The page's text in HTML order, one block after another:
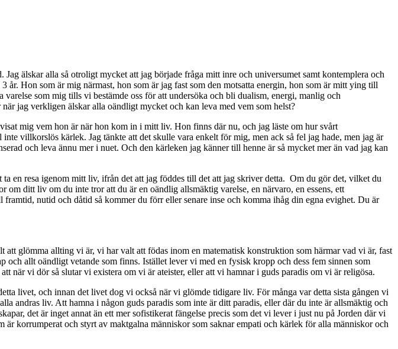
älskar alla så otroligt mycket att jag började fråga mitt inre och universumet samt kontemplera och
Hon som är mig närmast, hon som är jag fast som den motsatta energin, hon som är mitt ying till
som mig tills vi bestämde oss för att undersöka och bli dualism, energi, manlig och
jag verkligen älskar alla oändligt mycket och kan leva med vem som helst?
mig vem hon är när hon kom in i mitt liv. Hon finns där nu, och jag läste om hur svårt
villkorslös kärlek. Jag tänkte att det skulle vara enkelt för mig, men ack så fel jag hade, men jag är
och leva ännu mer i nuet. Och den kärleken jag känner till henne är så mycket mer än vad jag kan
en resa igenom mitt liv, ifrån det att jag föddes till det att jag skriver detta. Om du gör det, vilket du
ditt liv om du inte tror att du är en oändlig allsmäktig varelse, en närvaro, en essens, ett
nutid och dåtid så kommer du förr eller senare inse och komma ihåg din egna evighet. Du är
glömma allting vi är, vi har valt att födas inom en matematisk konstruktion som härmar vad vi är, fast
allt oändligt vetande som finns. Istället lever vi med en fysisk kropp och dess fem sinnen som
vi dör så slutar vi existera om vi är ateister, eller att vi hamnar i guds paradis om vi är religösa.
livet, och innan det livet dog vi också när vi glömde tidigare liv. För många var detta sista gången vi
andras liv. Att hamna i någon guds paradis som inte är ditt paradis, eller där du inte är allsmäktig och
det är inget annat än ett mer sofistikerat fängelse precis som det vi lever i just nu på Jorden där vi
korrumperat och styrt av maktgalna människor som saknar empati och kärlek för alla människor och